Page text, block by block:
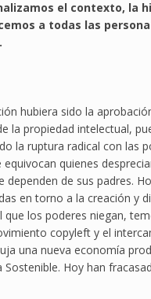
el contexto, la
a todas las
hubiera sido la
la propiedad intelectual,
la ruptura radical con las
quienes
dependen de sus padres.
en torno a la creación y
los poderes niegan,
copyleft y el
una nueva economía
Hoy han